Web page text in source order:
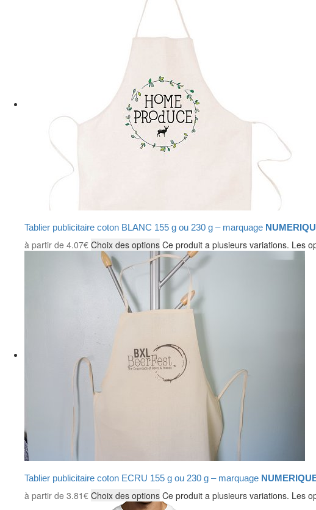
Tablier publicitaire coton BLANC 155 g ou 230 g – marquage
à partir de 4.07€ Choix des options Ce produit a plusieurs variations. Les
Tablier publicitaire coton ECRU 155 g ou 230 g – marquage
à partir de 3.81€ Choix des options Ce produit a plusieurs variations. Les